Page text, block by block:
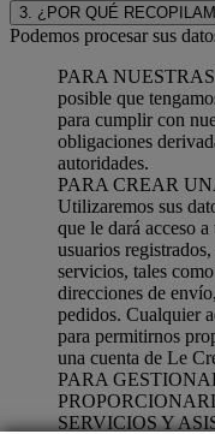
3. ¿POR QUÉ
Podemos procesar sus
PARA
posible que
para cumplir con
obligaciones
autoridades.
PARA CREAR
Utilizaremos sus
que le dará acceso
usuarios
servicios, tales
direcciones de
pedidos. Cualquier
para permitirnos
una cuenta de Le
PARA
SERVICIOS Y